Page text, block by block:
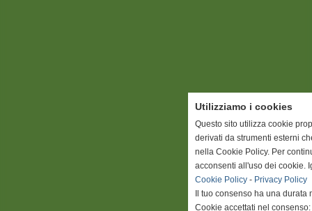
Utilizziamo i cookies
Questo sito utilizza cookie
derivati da strumenti esterni
nella Cookie Policy. Per
acconsenti all'uso dei cookie.
Cookie Policy - Privacy Policy
Il tuo consenso ha una durata
Cookie accettati nel